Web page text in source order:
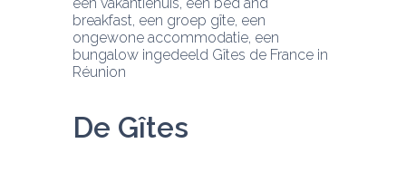
breakfast, een groep gîte, een
ongewone accommodatie, een
bungalow ingedeeld Gîtes de France in
Réunion
De Gîtes